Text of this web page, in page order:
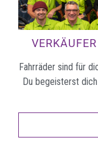
Fahrräder sind für
Du begeisterst